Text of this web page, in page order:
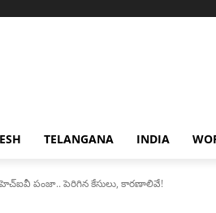
TELANGANA INDIA
పంజా.. పెరిగిన కేసులు, కారణాలివే!